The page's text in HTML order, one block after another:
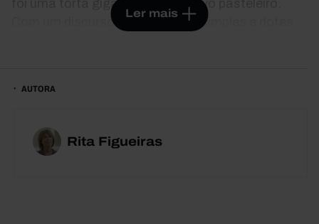
foi uma torta gigante e o respetivo pasteleiro.
Com um discurso pedagógico e simples e dotes
dominical na TV tornou-se a medida-padrão do
comentador escapa à comparação, nenhum
media ou político ignora a força do formato.
Ler mais
AUTORA
Rita Figueiras